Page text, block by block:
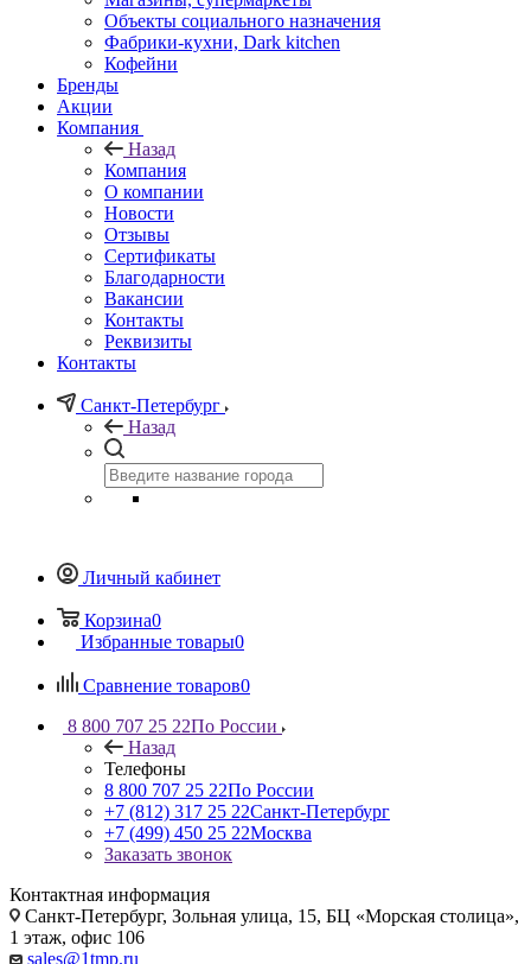
Объекты социального назначения
Фабрики-кухни, Dark kitchen
Кофейни
Бренды
Акции
Компания
Назад
Компания
О компании
Новости
Отзывы
Сертификаты
Благодарности
Вакансии
Контакты
Реквизиты
Контакты
Санкт-Петербург
Назад
Личный кабинет
Корзина0
Избранные товары0
Сравнение товаров0
8 800 707 25 22По России
Назад
Телефоны
8 800 707 25 22По России
+7 (812) 317 25 22Санкт-Петербург
+7 (499) 450 25 22Москва
Заказать звонок
Контактная информация
Санкт-Петербург, Зольная улица, 15, БЦ «Морская столица»,
1 этаж, офис 106
sales@1tmp.ru